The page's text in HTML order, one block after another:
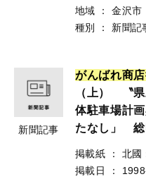
地域
：
金沢市
種別
： 新聞記
新聞記事
がんばれ商店
（上） 〝
体駐車場計
たなし」 総
掲載紙 ：
北國
掲載日
：